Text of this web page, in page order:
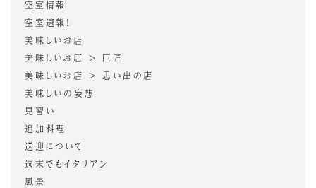
空室情報
空室速報！
美味しいお店
美味しいお店 > 巨匠
美味しいお店 > 思い出の店
美味しいの妄想
見習い
追加料理
送迎について
週末でもイタリアン
風景